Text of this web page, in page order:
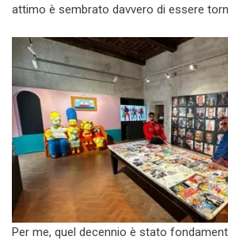
attimo è sembrato davvero di essere
Per me, quel decennio è stato